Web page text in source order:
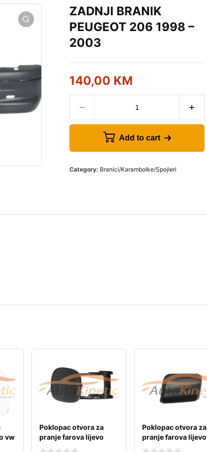
ZADNJI BRANIK
PEUGEOT 206 1998 –
2003
140,00 KM
Add to cart
Category: Branici/Karambolke/Spojleri
vw
Poklopac otvora za
pranje farova lijevo
mercedes w210
Poklopac otvora za
pranje farova lijevo
volvo xc90